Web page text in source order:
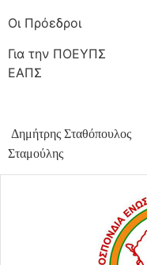
Οι Πρόεδροι
Για την
ΕΑΠΣ
Δημήτρης
Σταμούλης